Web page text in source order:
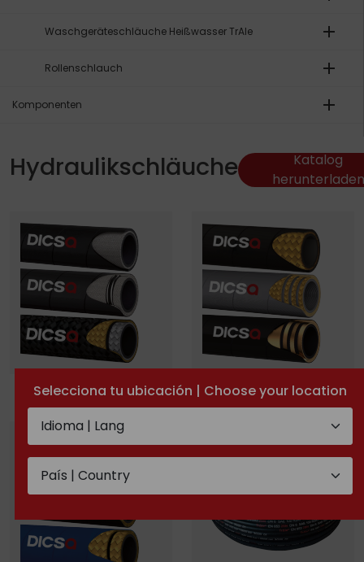
Selecciona tu ubicación | Choose your location
Waschgeräteschläuche Heißwasser TrAle add
Rollenschlauch add
Komponenten add
Hydraulikschläuche
Katalog
herunterladen
Textilwendel Metallwendel